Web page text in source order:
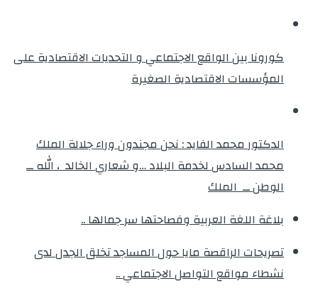
كورونا بين الواقع الاجتماعي و التحديات الاقتصادية على
المؤسسات الاقتصادية الصغيرة
الدكتور محمد الفايد : نحن مجندون وراء جلالة الملك
محمد السادس لخدمة البلاد …و شعاري الخالد ، الله ــ
الوطن ــ الملك
بلاغة اللغة العربية وفصاحتها سر جمالها ..
تصريحات الراقصة مايا حول المساجد تخلق الجدل لدى
نشطاء مواقع التواصل الاجتماعي ..